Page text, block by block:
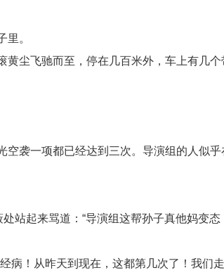
。
黄尘飞驰而至，停在几百米外，车上有几个
空袭一项都已经达到三次。导演组的人似乎
站起来骂道：“导演组这帮孙子真他妈变态
病！从昨天到现在，这都第几次了！我们